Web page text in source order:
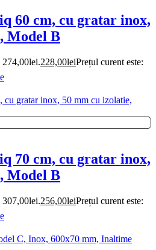
60 cm, cu gratar inox,
Model B
228,00leiPrețul curent este:
70 cm, cu gratar inox,
Model B
256,00leiPrețul curent este: